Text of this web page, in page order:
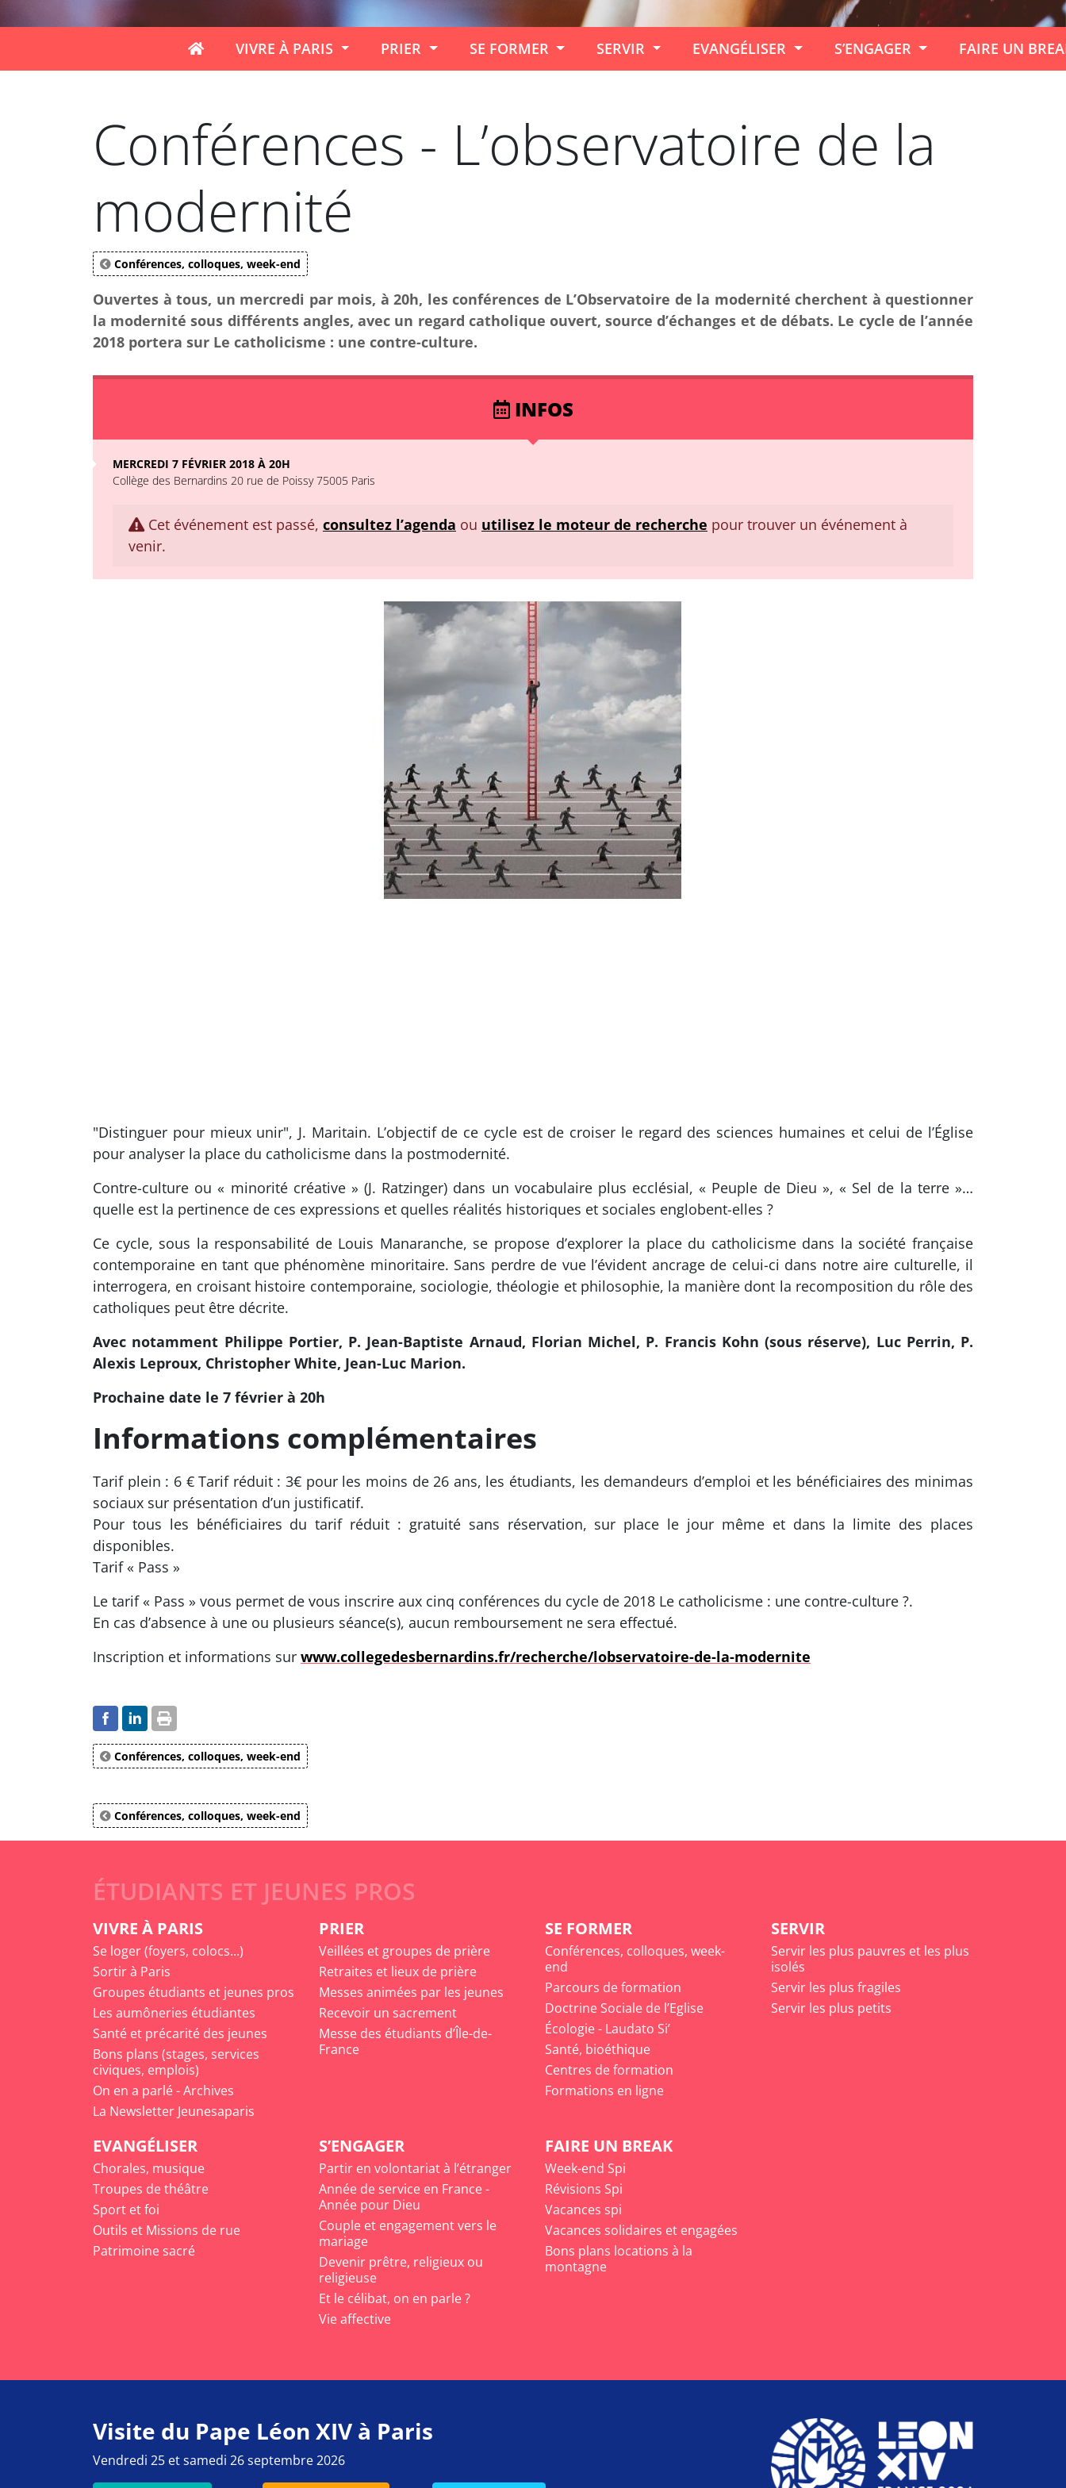
VIVRE À PARIS PRIER SE FORMER SERVIR EVANGÉLISER S’ENGAGER FAIRE UN
Conférences - L’observatoire de la
modernité
Conférences, colloques, week-end
Ouvertes à tous, un mercredi par mois, à 20h, les conférences de L’Observatoire de la modernité cherchent à questionner
la modernité sous différents angles, avec un regard catholique ouvert, source d’échanges et de débats. Le cycle de l’année
2018 portera sur Le catholicisme : une contre-culture.
INFOS
MERCREDI 7 FÉVRIER 2018 À 20H
Collège des Bernardins 20 rue de Poissy 75005 Paris
Cet événement est passé, consultez l’agenda ou utilisez le moteur de recherche pour trouver un événement à
venir.
"Distinguer pour mieux unir", J. Maritain. L’objectif de ce cycle est de croiser le regard des sciences humaines et celui de l’Église
pour analyser la place du catholicisme dans la postmodernité.
Contre-culture ou « minorité créative » (J. Ratzinger) dans un vocabulaire plus ecclésial, « Peuple de Dieu », « Sel de la terre »…
quelle est la pertinence de ces expressions et quelles réalités historiques et sociales englobent-elles ?
Ce cycle, sous la responsabilité de Louis Manaranche, se propose d’explorer la place du catholicisme dans la société française
contemporaine en tant que phénomène minoritaire. Sans perdre de vue l’évident ancrage de celui-ci dans notre aire culturelle, il
interrogera, en croisant histoire contemporaine, sociologie, théologie et philosophie, la manière dont la recomposition du rôle des
catholiques peut être décrite.
Avec notamment Philippe Portier, P. Jean-Baptiste Arnaud, Florian Michel, P. Francis Kohn (sous réserve), Luc Perrin, P.
Alexis Leproux, Christopher White, Jean-Luc Marion.
Prochaine date le 7 février à 20h
Informations complémentaires
Tarif plein : 6 € Tarif réduit : 3€ pour les moins de 26 ans, les étudiants, les demandeurs d’emploi et les bénéficiaires des minimas
sociaux sur présentation d’un justificatif.
Pour tous les bénéficiaires du tarif réduit : gratuité sans réservation, sur place le jour même et dans la limite des places
disponibles.
Tarif « Pass »
Le tarif « Pass » vous permet de vous inscrire aux cinq conférences du cycle de 2018 Le catholicisme : une contre-culture ?.
En cas d’absence à une ou plusieurs séance(s), aucun remboursement ne sera effectué.
Inscription et informations sur www.collegedesbernardins.fr/recherche/lobservatoire-de-la-modernite
Conférences, colloques, week-end
Conférences, colloques, week-end
ÉTUDIANTS ET JEUNES PROS
VIVRE À PARIS
Se loger (foyers, colocs...)
Sortir à Paris
Groupes étudiants et jeunes pros
Les aumôneries étudiantes
Santé et précarité des jeunes
Bons plans (stages, services
civiques, emplois)
On en a parlé - Archives
La Newsletter Jeunesaparis
PRIER
Veillées et groupes de prière
Retraites et lieux de prière
Messes animées par les jeunes
Recevoir un sacrement
Messe des étudiants d’Île-de-
France
SE FORMER
Conférences, colloques, week-
end
Parcours de formation
Doctrine Sociale de l’Eglise
Écologie - Laudato Si’
Santé, bioéthique
Centres de formation
Formations en ligne
SERVIR
Servir les plus pauvres et les plus
isolés
Servir les plus fragiles
Servir les plus petits
EVANGÉLISER
Chorales, musique
Troupes de théâtre
Sport et foi
Outils et Missions de rue
Patrimoine sacré
S’ENGAGER
Partir en volontariat à l’étranger
Année de service en France -
Année pour Dieu
Couple et engagement vers le
mariage
Devenir prêtre, religieux ou
religieuse
Et le célibat, on en parle ?
Vie affective
FAIRE UN BREAK
Week-end Spi
Révisions Spi
Vacances spi
Vacances solidaires et engagées
Bons plans locations à la
montagne
Visite du Pape Léon XIV à Paris
Vendredi 25 et samedi 26 septembre 2026